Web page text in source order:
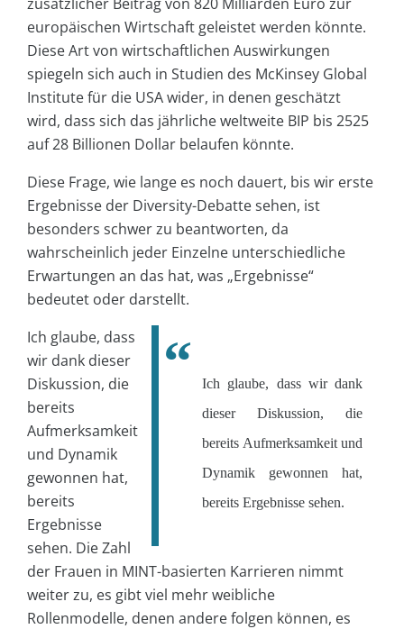
europäischen Wirtschaft geleistet werden könnte.
Diese Art von wirtschaftlichen Auswirkungen
spiegeln sich auch in Studien des McKinsey Global
Institute für die USA wider, in denen geschätzt
wird, dass sich das jährliche weltweite BIP bis 2525
auf 28 Billionen Dollar belaufen könnte.
Diese Frage, wie lange es noch dauert, bis wir erste
Ergebnisse der Diversity-Debatte sehen, ist
besonders schwer zu beantworten, da
wahrscheinlich jeder Einzelne unterschiedliche
Erwartungen an das hat, was „Ergebnisse“
bedeutet oder darstellt.
Ich glaube, dass wir dank
dieser Diskussion, die
bereits Aufmerksamkeit und
Dynamik gewonnen hat,
bereits Ergebnisse sehen.
Ich glaube, dass
wir dank dieser
Diskussion, die
bereits
Aufmerksamkeit
und Dynamik
gewonnen hat,
bereits
Ergebnisse
sehen. Die Zahl
der Frauen in MINT-basierten Karrieren nimmt
weiter zu, es gibt viel mehr weibliche
Rollenmodelle, denen andere folgen können, es